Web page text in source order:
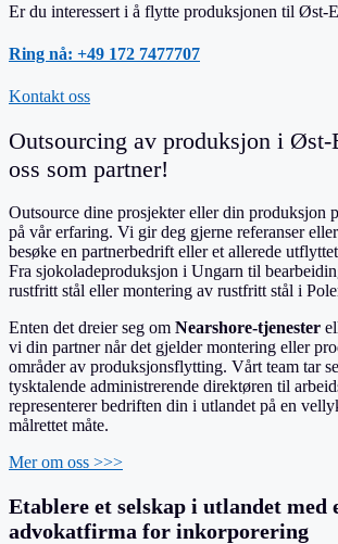
Er du interessert i å flytte produksjonen til Øst-
Ring nå: +49 172 7477707
Kontakt oss
Outsourcing av produksjon i Øst-
oss som partner!
Outsource dine prosjekter eller din produksjon
på vår erfaring. Vi gir deg gjerne referanser
besøke en partnerbedrift eller et allerede
Fra sjokoladeproduksjon i Ungarn til
rustfritt stål eller montering av rustfritt stål i
Enten det dreier seg om Nearshore-tjenester
vi din partner når det gjelder montering eller
områder av produksjonsflytting. Vårt team tar
tysktalende administrerende direktøren til
representerer bedriften din i utlandet på en
målrettet måte.
Mer om oss >>>
Etablere et selskap i utlandet med
advokatfirma for inkorporering